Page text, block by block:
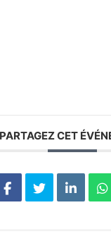
PARTAGEZ CET